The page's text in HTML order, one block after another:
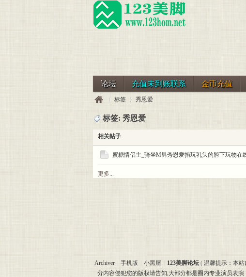
论坛 充值未到账联系 金币充值
123
标签 秀恩爱
标签: 秀恩爱
相关帖子
蜜糖情侣主_骑坐M男秀恩爱掐玩乳头的胯下玩物在
更多...
Archiver 手机版 小黑屋 123美脚论坛 ( 温馨提示：本
分内容侵犯您的版权请告知,大部分都是圈内专业演员表